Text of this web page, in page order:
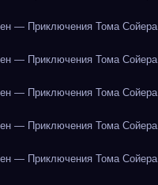
— Приключения Тома Сойера
— Приключения Тома Сойера
— Приключения Тома Сойера
— Приключения Тома Сойера
— Приключения Тома Сойера